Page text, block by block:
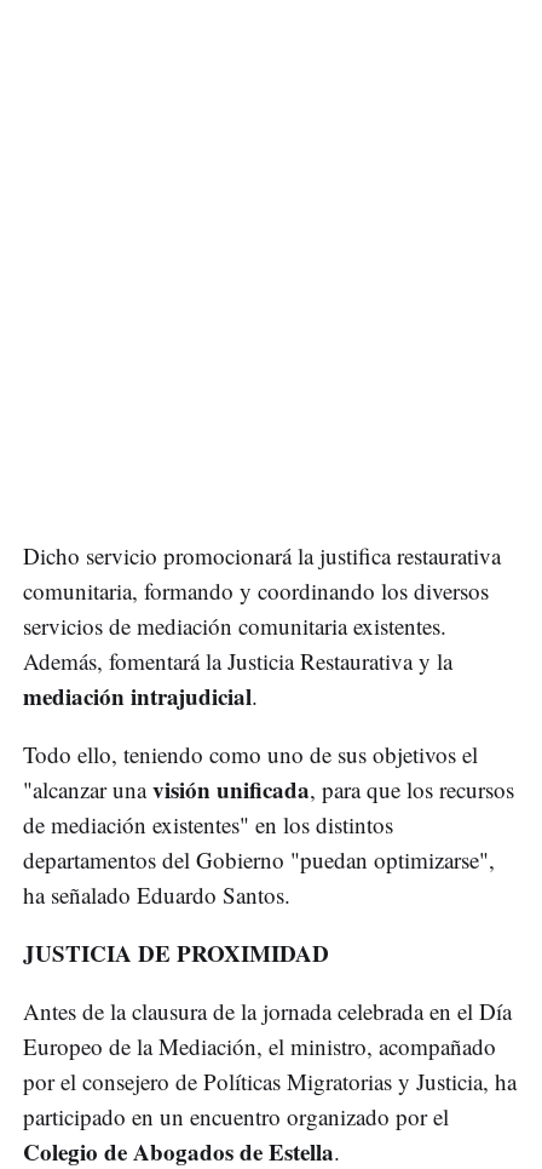
Dicho servicio promocionará la justifica restaurativa
comunitaria, formando y coordinando los diversos
servicios de mediación comunitaria existentes.
Además, fomentará la Justicia Restaurativa y la
mediación intrajudicial.
Todo ello, teniendo como uno de sus objetivos el
"alcanzar unavisión unificada, para que los recursos
de mediación existentes" en los distintos
departamentos del Gobierno "puedan optimizarse",
ha señalado Eduardo Santos.
JUSTICIA DE PROXIMIDAD
Antes de la clausura de la jornada celebrada en el Día
Europeo de la Mediación, el ministro, acompañado
por el consejero de Políticas Migratorias y Justicia, ha
participado en un encuentro organizado por el
Colegio de Abogados de Estella.